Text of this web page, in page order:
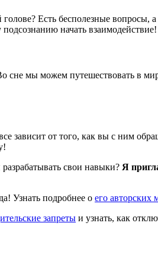
Есть бесполезные
начать взаимодействие!
сне мы можем путешествовать в
зависит от того, как вы с ним
свои навыки? Я
Узнать подробнее о его авторских
запреты и узнать, как